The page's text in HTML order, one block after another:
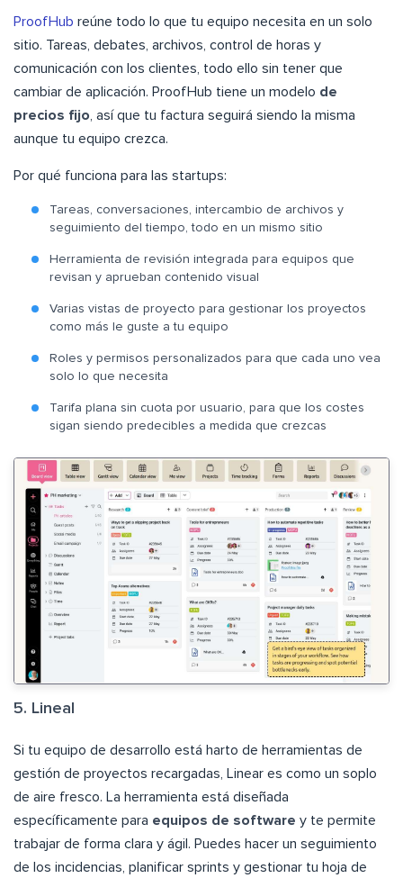
ProofHub reúne todo lo que tu equipo necesita en un solo
sitio. Tareas, debates, archivos, control de horas y
comunicación con los clientes, todo ello sin tener que
cambiar de aplicación. ProofHub tiene un modelo de
precios fijo, así que tu factura seguirá siendo la misma
aunque tu equipo crezca.
Por qué funciona para las startups:
Tareas, conversaciones, intercambio de archivos y
seguimiento del tiempo, todo en un mismo sitio
Herramienta de revisión integrada para equipos que
revisan y aprueban contenido visual
Varias vistas de proyecto para gestionar los proyectos
como más le guste a tu equipo
Roles y permisos personalizados para que cada uno vea
solo lo que necesita
Tarifa plana sin cuota por usuario, para que los costes
sigan siendo predecibles a medida que crezcas
5. Lineal
Si tu equipo de desarrollo está harto de herramientas de
gestión de proyectos recargadas, Linear es como un soplo
de aire fresco. La herramienta está diseñada
específicamente para equipos de software y te permite
trabajar de forma clara y ágil. Puedes hacer un seguimiento
de los incidencias, planificar sprints y gestionar tu hoja de